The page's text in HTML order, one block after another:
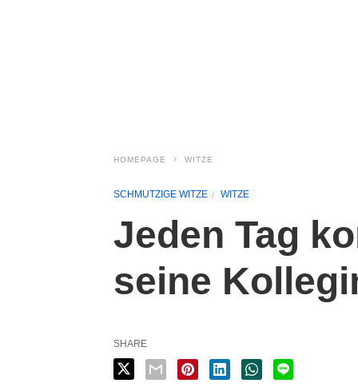
HOMEPAGE WITZE
SCHMUTZIGE WITZE WITZE
Jeden Tag
seine
SHARE